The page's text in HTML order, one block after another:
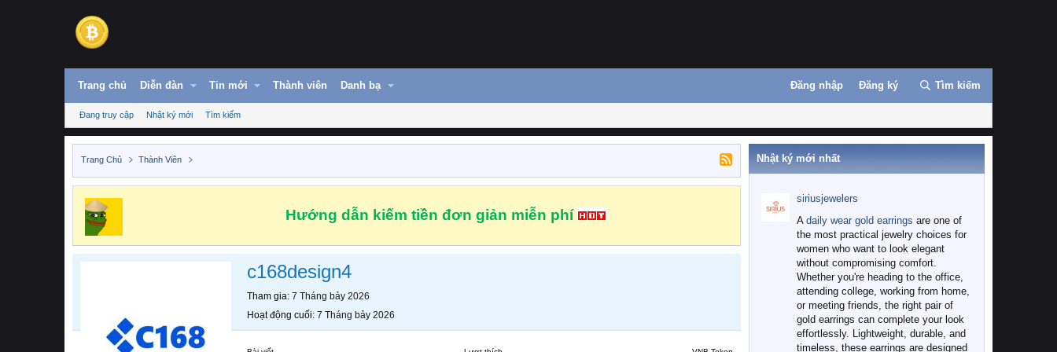
Trang chủ Diễn đàn Tin mới Thành viên Danh bạ Đăng nhập Đăng ký Tìm kiếm
Đang truy cập Nhật ký mới Tìm kiếm
Trang Chủ Thành Viên
Hướng dẫn kiếm tiền đơn giản miễn phí
c168design4
Tham gia 7 Tháng bảy 2026
Hoạt động cuối 7 Tháng bảy 2026
Nhật ký mới nhất
siriusjewelers
A daily wear gold earrings are one of
the most practical jewelry choices for
women who want to look elegant
without compromising comfort.
Whether you're heading to the office,
attending college, working from home,
or meeting friends, the right pair of
gold earrings can complete your look
effortlessly. Lightweight, durable, and
timeless, these earrings are designed